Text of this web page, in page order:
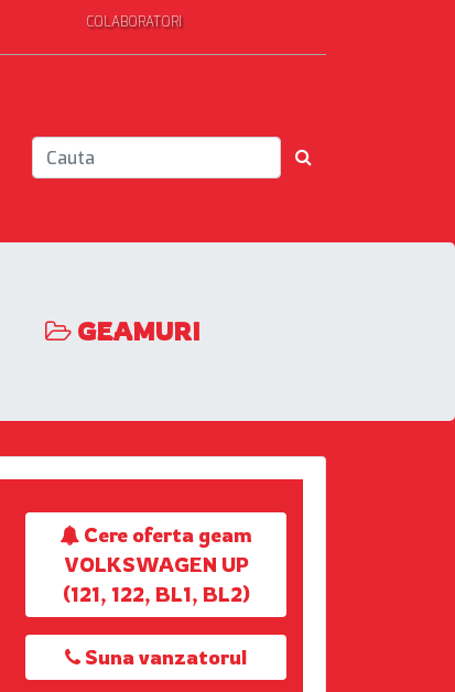
COLABORATORI
GEAMURI
Cere oferta geam
VOLKSWAGEN UP
(121, 122, BL1, BL2)
Suna vanzatorul